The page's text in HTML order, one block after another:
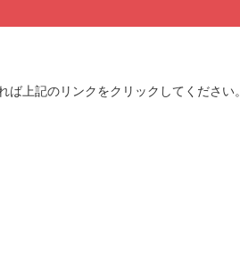
上記のリンクをクリックしてください。